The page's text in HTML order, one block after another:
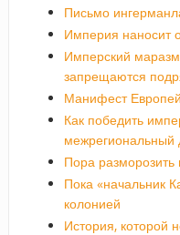
Письмо
Империя наносит
Имперский
запрещаются
Манифест
Как победить
межрегиональный
Пора разморозить
Пока «начальник
колонией
История, которой